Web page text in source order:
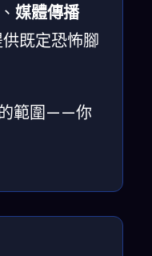
媒體傳播
既定恐怖腳
的範圍——你